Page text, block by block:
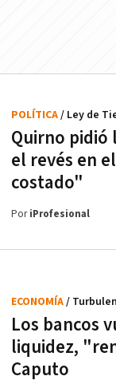
Quirno pidió
el revés en
costado"
POLÍTICA/ Ley de
PoriProfesional
Los bancos
liquidez,
Caputo
ECONOMÍA/